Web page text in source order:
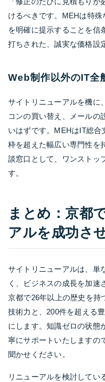
けるべきです。MEHは特
を明確に提示することを信
打ちされた、誠実な価格設
Web制作以外のIT全
サイトリニューアルを機に
コンの買い替え、メールの
いはずです。MEHはIT総
枠を超えた幅広い専門性を
談窓口として、ワンストッ
す。
まとめ：京都
アルを成功さ
サイトリニューアルは、単
く、ビジネスの成長を加速
京都で26年以上の歴史を持
技術力と、200件を超える
にします。知識ゼロの状態
寧にサポートいたしますの
聞かせください。
リニューアルを検討してい